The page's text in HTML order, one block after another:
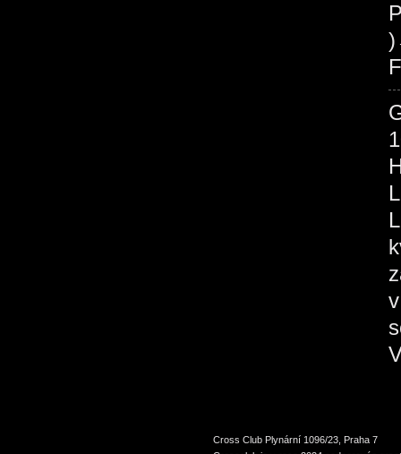
Cross Club Plynární 1096/23, Praha 7